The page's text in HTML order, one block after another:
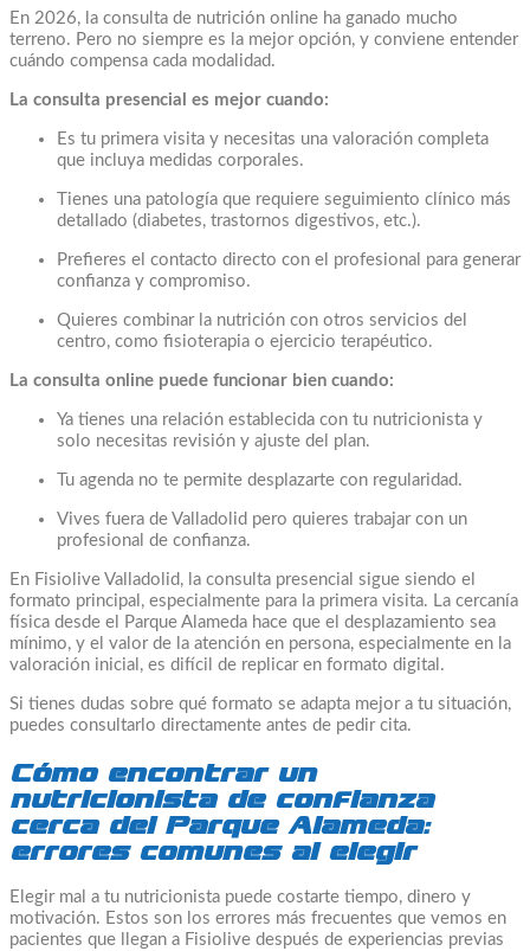
En 2026, la consulta de nutrición online ha ganado mucho
terreno. Pero no siempre es la mejor opción, y conviene entender
cuándo compensa cada modalidad.
La consulta presencial es mejor cuando:
Es tu primera visita y necesitas una valoración completa
que incluya medidas corporales.
Tienes una patología que requiere seguimiento clínico más
detallado (diabetes, trastornos digestivos, etc.).
Prefieres el contacto directo con el profesional para generar
confianza y compromiso.
Quieres combinar la nutrición con otros servicios del
centro, como fisioterapia o ejercicio terapéutico.
La consulta online puede funcionar bien cuando:
Ya tienes una relación establecida con tu nutricionista y
solo necesitas revisión y ajuste del plan.
Tu agenda no te permite desplazarte con regularidad.
Vives fuera de Valladolid pero quieres trabajar con un
profesional de confianza.
En Fisiolive Valladolid, la consulta presencial sigue siendo el
formato principal, especialmente para la primera visita. La cercanía
física desde el Parque Alameda hace que el desplazamiento sea
mínimo, y el valor de la atención en persona, especialmente en la
valoración inicial, es difícil de replicar en formato digital.
Si tienes dudas sobre qué formato se adapta mejor a tu situación,
puedes consultarlo directamente antes de pedir cita.
Cómo encontrar un
nutricionista de confianza
cerca del Parque Alameda:
errores comunes al elegir
Elegir mal a tu nutricionista puede costarte tiempo, dinero y
motivación. Estos son los errores más frecuentes que vemos en
pacientes que llegan a Fisiolive después de experiencias previas